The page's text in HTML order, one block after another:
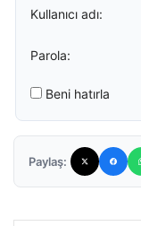
Kullanıcı adı:
Parola:
Beni hatırla
Paylaş: